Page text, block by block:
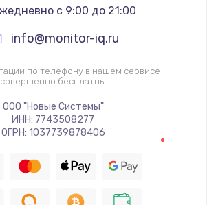
900 руб.
Заказать
Не работает
1400 руб.
Заказать
880 руб.
Заказать
с 9:00 до 21:00
info@monitor-iq.ru
по телефону в нашем сервисе
совершенно бесплатны
ООО "Новые Системы"
ИНН: 7743508277
ОГРН: 1037739878406